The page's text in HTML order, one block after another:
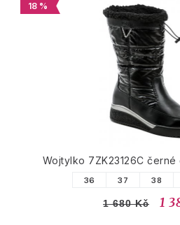
18 %
Wojtylko 7ZK23126C
36 37 38
1 680 Kč 1